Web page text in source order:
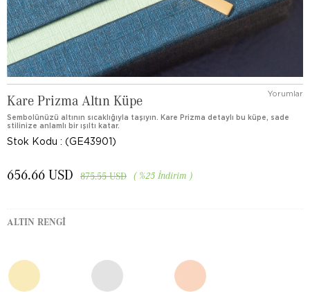
Kare Prizma Altın Küpe Yorumlar
Sembolünüzü altının sıcaklığıyla taşıyın. Kare Prizma detaylı bu küpe, sade
stilinize anlamlı bir ışıltı katar.
Stok Kodu (GE43901)
%25 İndirim
875.55 USD
656.66 USD
ALTIN RENGI